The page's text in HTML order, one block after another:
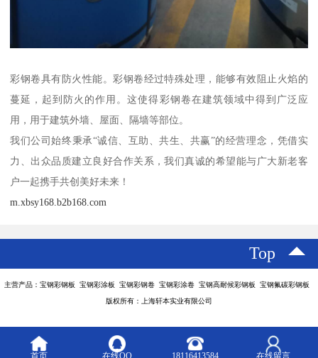
彩钢卷具有防火性能。彩钢卷经过特殊处理，能够有效阻止火焰的
蔓延，起到防火的作用。这使得彩钢卷在建筑领域中得到广泛应
用，用于建筑外墙、屋面、隔墙等部位。
我们公司始终秉承“诚信、互助、共生、共赢”的经营理念，凭借实
力、出众品质建立良好合作关系，我们真诚的希望能与广大新老客
户一起携手共创美好未来！
m.xbsy168.b2b168.com
Top
主营产品：宝钢彩钢板 宝钢彩涂板 宝钢彩钢卷 宝钢彩涂卷 宝钢高耐候彩钢板 宝钢氟碳彩钢板
版权所有：上海轩本实业有限公司
首页 在线QQ 18116413584 在线留言